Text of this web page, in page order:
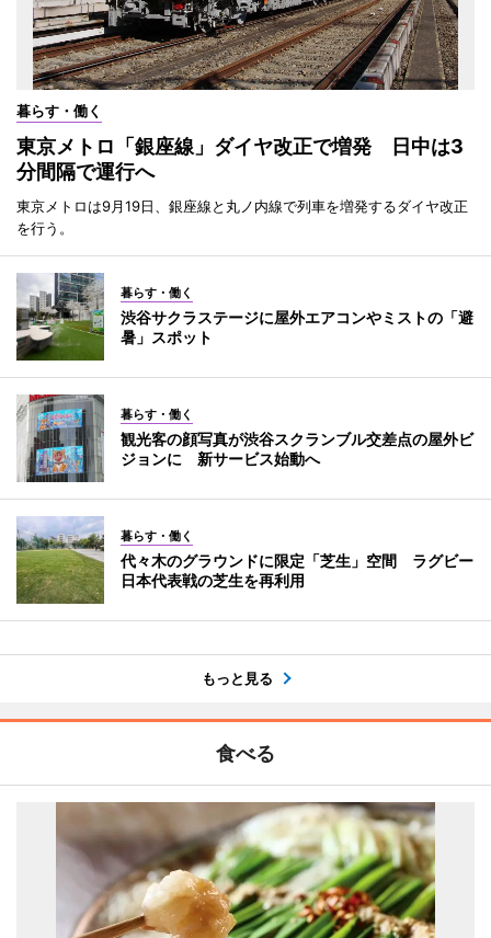
暮らす・働く
東京メトロ「銀座線」ダイヤ改正で増発 日中は3
分間隔で運行へ
東京メトロは9月19日、銀座線と丸ノ内線で列車を増発するダイヤ改正
を行う。
暮らす・働く
渋谷サクラステージに屋外エアコンやミストの「避
暑」スポット
暮らす・働く
観光客の顔写真が渋谷スクランブル交差点の屋外ビ
ジョンに 新サービス始動へ
暮らす・働く
代々木のグラウンドに限定「芝生」空間 ラグビー
日本代表戦の芝生を再利用
もっと見る
食べる